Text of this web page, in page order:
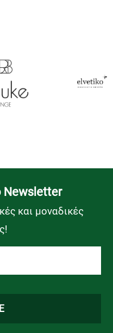
Newsletter
και μοναδικές